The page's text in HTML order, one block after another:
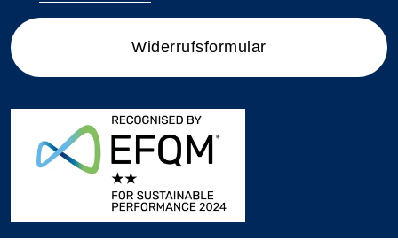
Widerrufsformular